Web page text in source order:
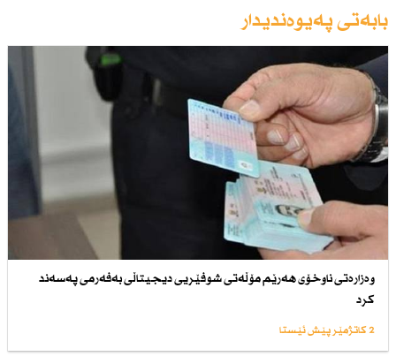
بابەتی پەیوەندیدار
وەزارەتی ناوخۆی هەرێم مۆڵەتی شوفێریی دیجیتاڵی بەفەرمی پەسەند
كرد
2 کاتژمێر پێش ئێستا